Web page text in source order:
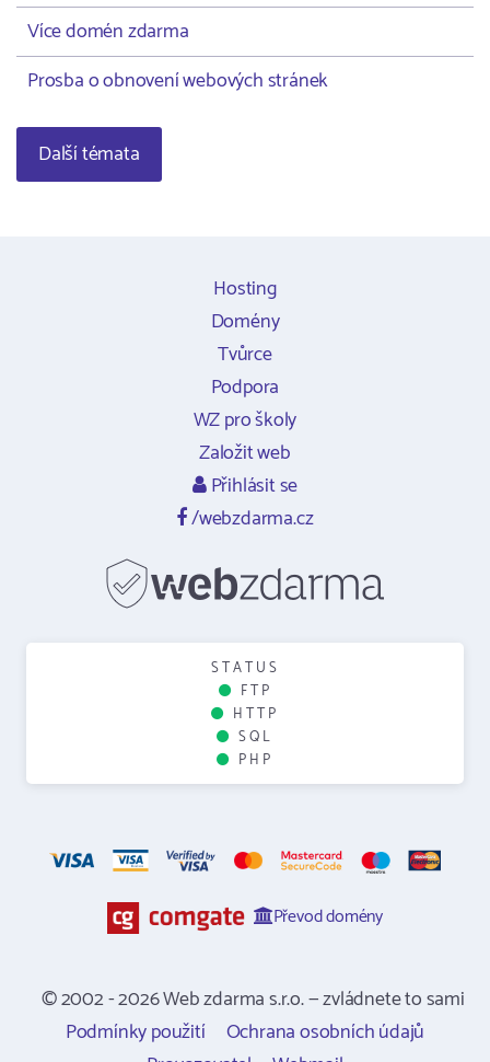
Více domén zdarma
Prosba o obnovení webových stránek
Další témata
Hosting
Domény
Tvůrce
Podpora
WZ pro školy
Založit web
Přihlásit se
/webzdarma.cz
STATUS
FTP
HTTP
SQL
PHP
Převod domény
© 2002 - 2026 Web zdarma s.r.o. — zvládnete to sami
Podmínky použití
Ochrana osobních údajů